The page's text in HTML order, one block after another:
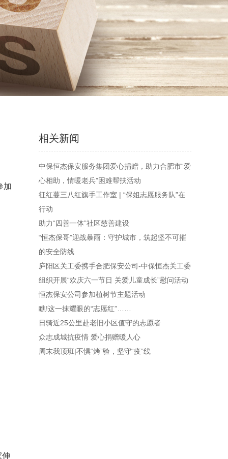
加
相关新闻
中保恒杰保安服务集团爱心捐赠，助力合肥市“爱
心相助，情暖老兵”困难帮扶活动
征红蔓三八红旗手工作室 | “保姐志愿服务队”在
行动
助力“四善一体”社区慈善建设
“恒杰保哥”迎战暴雨：守护城市，筑起坚不可摧
的安全防线
庐阳区关工委携手合肥保安公司-中保恒杰关工委
组织开展“欢庆六一节日 关爱儿童成长”慰问活动
恒杰保安公司参加植树节主题活动
瞧!这一抹耀眼的“志愿红”……
日骑近25公里赴老旧小区值守的志愿者
众志成城抗疫情 爱心捐赠暖人心
周末我顶班|不惧“烤”验，坚守“疫”线